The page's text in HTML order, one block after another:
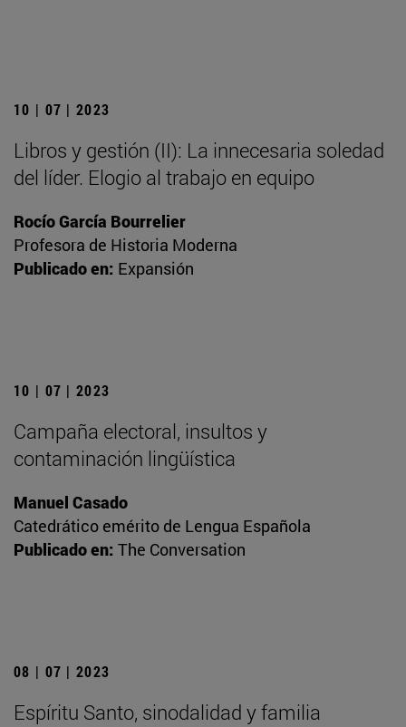
10 | 07 | 2023
Libros y gestión (II): La innecesaria soledad
del líder. Elogio al trabajo en equipo
Rocío García Bourrelier
Profesora de Historia Moderna
Publicado en: Expansión
10 | 07 | 2023
Campaña electoral, insultos y
contaminación lingüística
Manuel Casado
Catedrático emérito de Lengua Española
Publicado en: The Conversation
08 | 07 | 2023
Espíritu Santo, sinodalidad y familia